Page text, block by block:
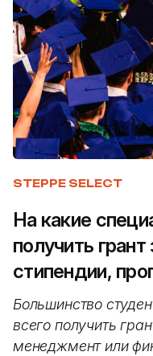
STEPPE SELECT
На какие
получить
стипендии,
Большинство
всего получить
менеджмент или